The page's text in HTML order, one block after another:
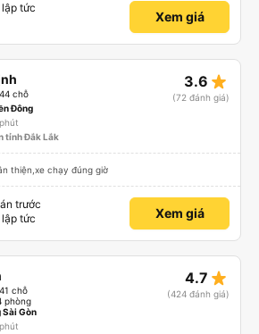
tức
Xem giá
chỗ
3.6 star_rate
(72 đánh giá)
Đông
tỉnh Đắk Lắk
thiện,xe chạy đúng giờ
trước
tức
Xem giá
chỗ
phòng
4.7 star_rate
(424 đánh giá)
Sài Gòn